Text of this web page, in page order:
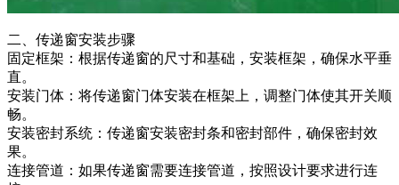
二、传递窗安装步骤
固定框架：根据传递窗的尺寸和基础，安装框架，确保水平垂
直。
安装门体：将传递窗门体安装在框架上，调整门体使其开关顺
畅。
安装密封系统：传递窗安装密封条和密封部件，确保密封效
果。
连接管道：如果传递窗需要连接管道，按照设计要求进行连